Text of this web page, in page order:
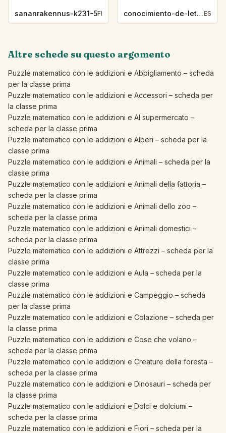
sananrakennus-k231-5FI conocimiento-de-letras-k230-5ES
Altre schede su questo argomento
Puzzle matematico con le addizioni e Abbigliamento – scheda
per la classe prima
Puzzle matematico con le addizioni e Accessori – scheda per
la classe prima
Puzzle matematico con le addizioni e Al supermercato –
scheda per la classe prima
Puzzle matematico con le addizioni e Alberi – scheda per la
classe prima
Puzzle matematico con le addizioni e Animali – scheda per la
classe prima
Puzzle matematico con le addizioni e Animali della fattoria –
scheda per la classe prima
Puzzle matematico con le addizioni e Animali dello zoo –
scheda per la classe prima
Puzzle matematico con le addizioni e Animali domestici –
scheda per la classe prima
Puzzle matematico con le addizioni e Attrezzi – scheda per la
classe prima
Puzzle matematico con le addizioni e Aula – scheda per la
classe prima
Puzzle matematico con le addizioni e Campeggio – scheda
per la classe prima
Puzzle matematico con le addizioni e Colazione – scheda per
la classe prima
Puzzle matematico con le addizioni e Cose che volano –
scheda per la classe prima
Puzzle matematico con le addizioni e Creature della foresta –
scheda per la classe prima
Puzzle matematico con le addizioni e Dinosauri – scheda per
la classe prima
Puzzle matematico con le addizioni e Dolci e dolciumi –
scheda per la classe prima
Puzzle matematico con le addizioni e Fiori – scheda per la